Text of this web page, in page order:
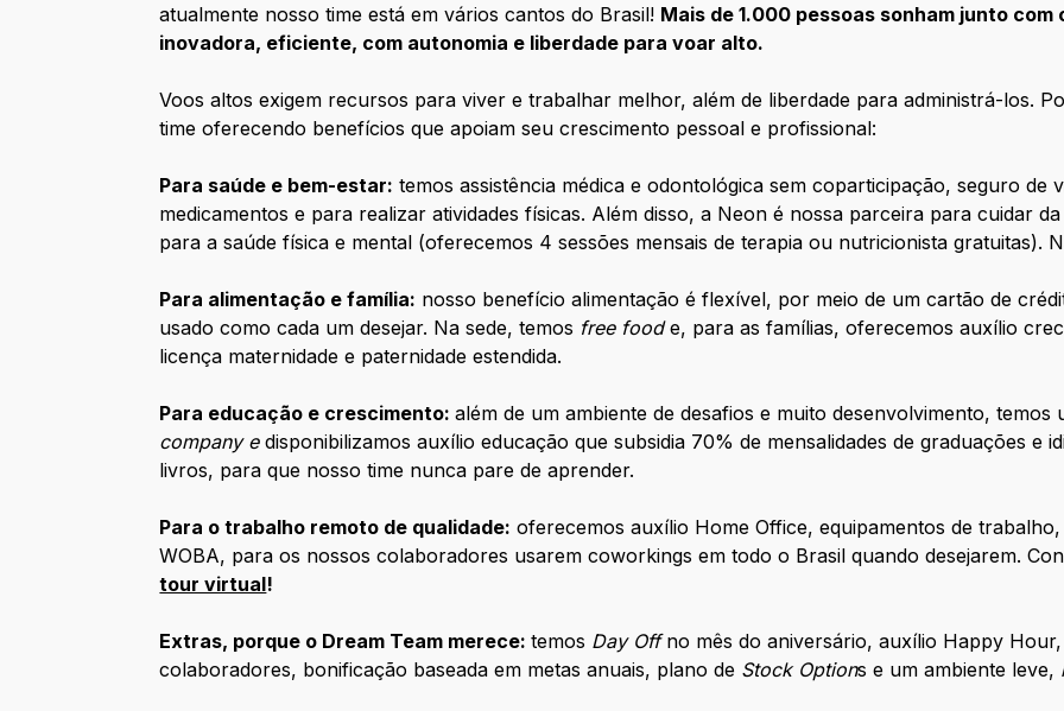
atualmente nosso time está em vários cantos do Brasil! Mais de 1.000 pessoas sonham junto
inovadora, eficiente, com autonomia e liberdade para voar alto.
Voos altos exigem recursos para viver e trabalhar melhor, além de liberdade para administrá-los.
time oferecendo benefícios que apoiam seu crescimento pessoal e profissional:
Para saúde e bem-estar: temos assistência médica e odontológica sem coparticipação, seguro de
medicamentos e para realizar atividades físicas. Além disso, a Neon é nossa parceira para cuidar
para a saúde física e mental (oferecemos 4 sessões mensais de terapia ou nutricionista gratuitas).
Para alimentação e família: nosso benefício alimentação é flexível, por meio de um cartão de
usado como cada um desejar. Na sede, temos free foode, para as famílias, oferecemos auxílio
licença maternidade e paternidade estendida.
Para educação e crescimento:além de um ambiente de desafios e muito desenvolvimento,
company edisponibilizamos auxílio educação que subsidia 70% de mensalidades de graduações e
livros, para que nosso time nunca pare de aprender.
Para o trabalho remoto de qualidade: oferecemos auxílio Home Office, equipamentos de
WOBA, para os nossos colaboradores usarem coworkings em todo o Brasil quando desejarem.
tour virtual!
Extras, porque o Dream Team merece:temos Day Offno mês do aniversário, auxílio Happy
colaboradores, bonificação baseada em metas anuais, plano de Stock Options e um ambiente leve,